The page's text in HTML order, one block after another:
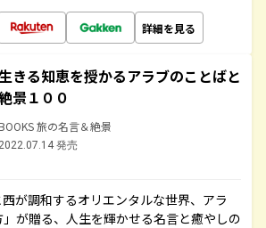
詳細を見る
きる知恵を授かるアラブのことばと
景１００
旅の名言＆絶景
2022.07.14 発売
が調和するオリエンタルな世界、アラ
が贈る、人生を輝かせる名言と癒やしの